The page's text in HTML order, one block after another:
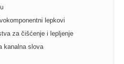
lepkovi
za čišćenje i lepljenje
kanalna slova